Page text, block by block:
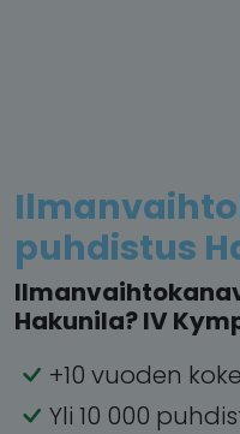
puhdistus
Hakunila? IV
+10 vuoden
Yli 10 000